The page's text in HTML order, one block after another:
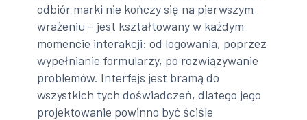
odbiór marki nie kończy się na pierwszym
wrażeniu – jest kształtowany w każdym
momencie interakcji: od logowania, poprzez
wypełnianie formularzy, po rozwiązywanie
problemów. Interfejs jest bramą do
wszystkich tych doświadczeń, dlatego jego
projektowanie powinno być ściśle